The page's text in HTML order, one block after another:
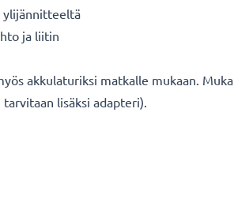
ylijännitteeltä
ja liitin
akkulaturiksi matkalle mukaan.
lisäksi adapteri).